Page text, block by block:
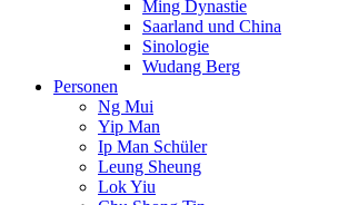
Ming Dynastie
Saarland und China
Sinologie
Wudang Berg
Personen
Ng Mui
Yip Man
Ip Man Schüler
Leung Sheung
Lok Yiu